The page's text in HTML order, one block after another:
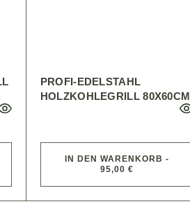
PROFI-EDELSTAHL
HOLZKOHLEGRILL 80X60CM
IN DEN WARENKORB -
95,00 €